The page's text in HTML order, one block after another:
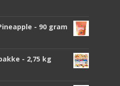
- 90 gram
- 2,75 kg